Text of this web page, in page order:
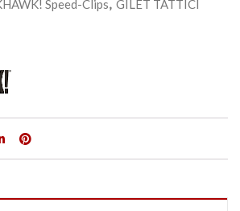
Speed-Clips, GILET TATTICI